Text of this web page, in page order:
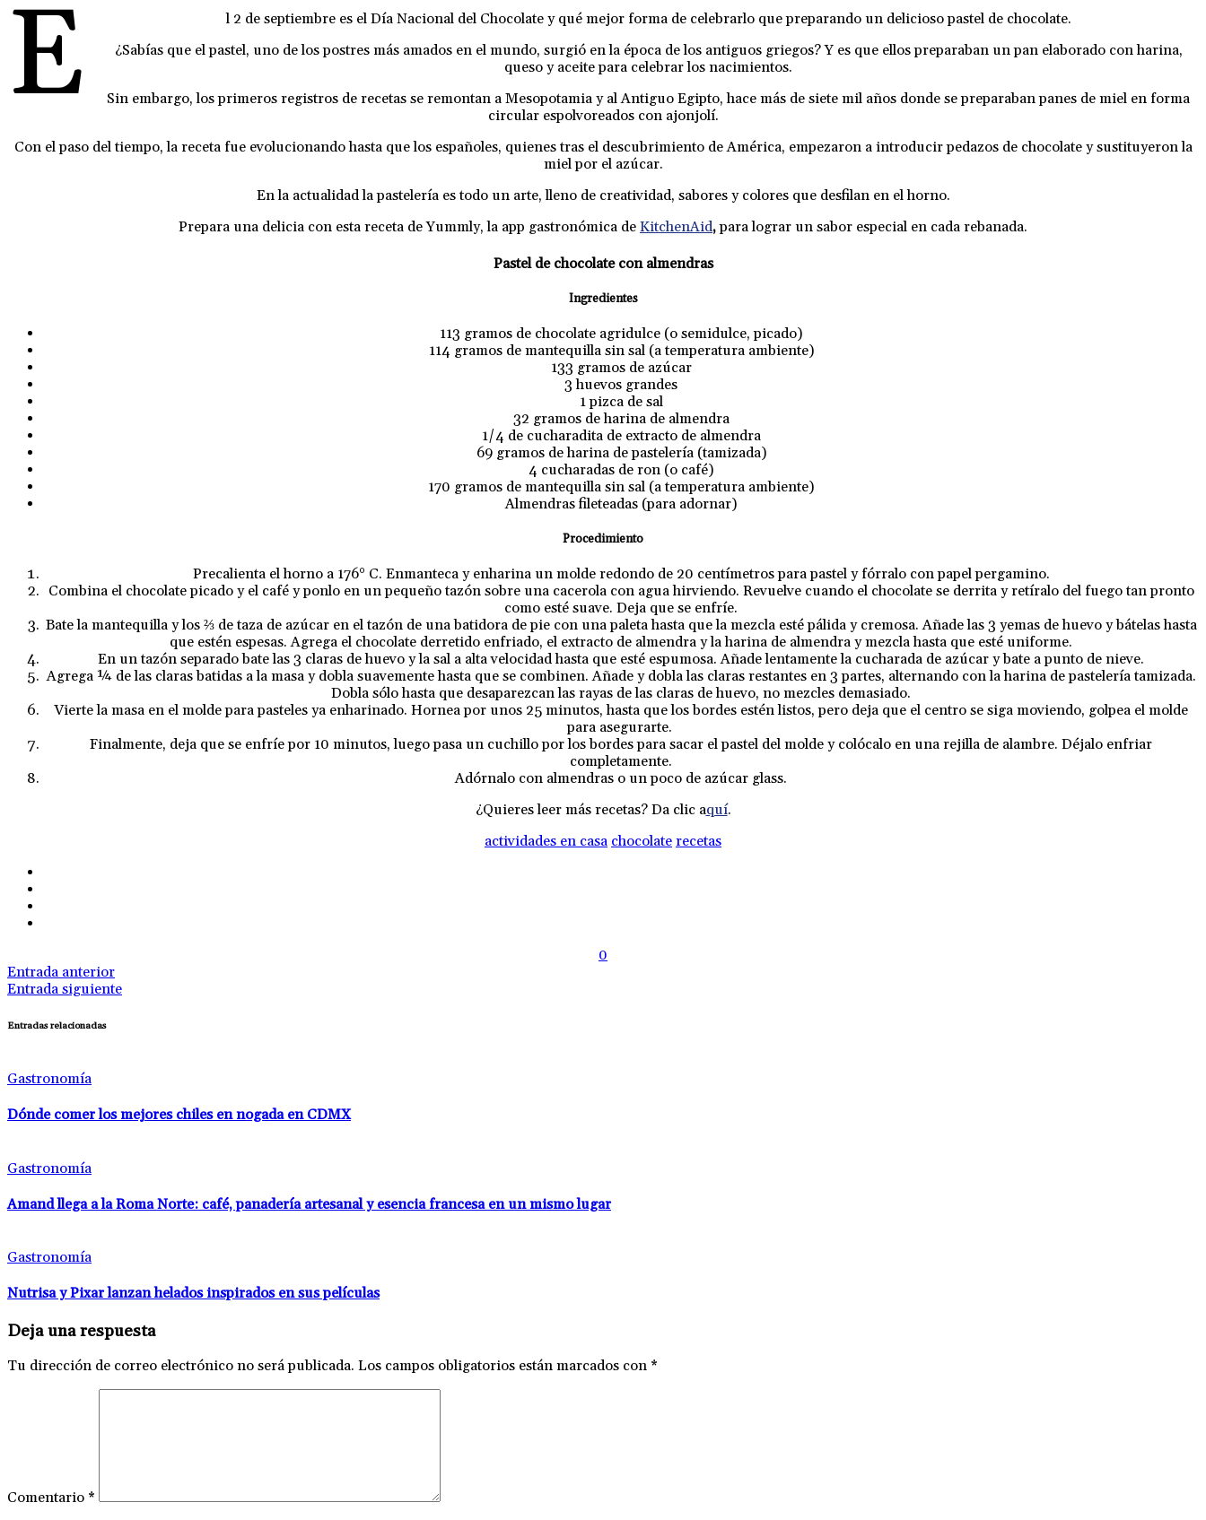
E
l 2 de septiembre es el Día Nacional del Chocolate y qué mejor forma de celebrarlo que preparando un delicioso pastel de chocolate.
¿Sabías que el pastel, uno de los postres más amados en el mundo, surgió en la época de los antiguos griegos? Y es que ellos preparaban un pan elaborado con harina,
queso y aceite para celebrar los nacimientos.
Sin embargo, los primeros registros de recetas se remontan a Mesopotamia y al Antiguo Egipto, hace más de siete mil años donde se preparaban panes de miel en forma
circular espolvoreados con ajonjolí.
Con el paso del tiempo, la receta fue evolucionando hasta que los españoles, quienes tras el descubrimiento de América, empezaron a introducir pedazos de chocolate y sustituyeron la
miel por el azúcar.
En la actualidad la pastelería es todo un arte, lleno de creatividad, sabores y colores que desfilan en el horno.
Prepara una delicia con esta receta de Yummly, la app gastronómica de KitchenAid,para lograr un sabor especial en cada rebanada.
Pastel de chocolate con almendras
Ingredientes
113 gramos de chocolate agridulce (o semidulce, picado)
114 gramos de mantequilla sin sal (a temperatura ambiente)
133 gramos de azúcar
3 huevos grandes
1 pizca de sal
32 gramos de harina de almendra
1/4 de cucharadita de extracto de almendra
69 gramos de harina de pastelería (tamizada)
4 cucharadas de ron (o café)
170 gramos de mantequilla sin sal (a temperatura ambiente)
Almendras fileteadas (para adornar)
Procedimiento
Precalienta el horno a 176° C. Enmanteca y enharina un molde redondo de 20 centímetros para pastel y fórralo con papel pergamino.
Combina el chocolate picado y el café y ponlo en un pequeño tazón sobre una cacerola con agua hirviendo. Revuelve cuando el chocolate se derrita y retíralo del fuego tan pronto
como esté suave. Deja que se enfríe.
Bate la mantequilla y los ⅔ de taza de azúcar en el tazón de una batidora de pie con una paleta hasta que la mezcla esté pálida y cremosa. Añade las 3 yemas de huevo y bátelas hasta
que estén espesas. Agrega el chocolate derretido enfriado, el extracto de almendra y la harina de almendra y mezcla hasta que esté uniforme.
En un tazón separado bate las 3 claras de huevo y la sal a alta velocidad hasta que esté espumosa. Añade lentamente la cucharada de azúcar y bate a punto de nieve.
Agrega ¼ de las claras batidas a la masa y dobla suavemente hasta que se combinen. Añade y dobla las claras restantes en 3 partes, alternando con la harina de pastelería tamizada.
Dobla sólo hasta que desaparezcan las rayas de las claras de huevo, no mezcles demasiado.
Vierte la masa en el molde para pasteles ya enharinado. Hornea por unos 25 minutos, hasta que los bordes estén listos, pero deja que el centro se siga moviendo, golpea el molde
para asegurarte.
Finalmente, deja que se enfríe por 10 minutos, luego pasa un cuchillo por los bordes para sacar el pastel del molde y colócalo en una rejilla de alambre. Déjalo enfriar
completamente.
Adórnalo con almendras o un poco de azúcar glass.
¿Quieres leer más recetas? Da clic aquí.
actividades en casa chocolate recetas
0
Entrada anterior
Entrada siguiente
Entradas relacionadas
Gastronomía
Dónde comer los mejores chiles en nogada en CDMX
Gastronomía
Amand llega a la Roma Norte: café, panadería artesanal y esencia francesa en un mismo lugar
Gastronomía
Nutrisa y Pixar lanzan helados inspirados en sus películas
Deja una respuesta
Tu dirección de correo electrónico no será publicada. Los campos obligatorios están marcados con *
Comentario *